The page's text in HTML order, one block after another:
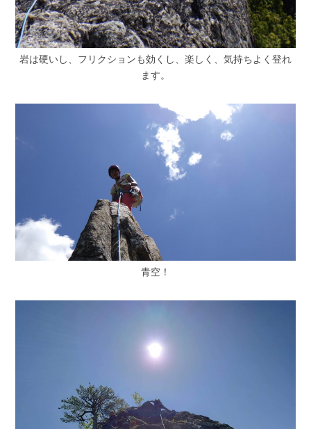
岩は硬いし、フリクションも効くし、楽しく、気持ちよく登れ
ます。
青空！